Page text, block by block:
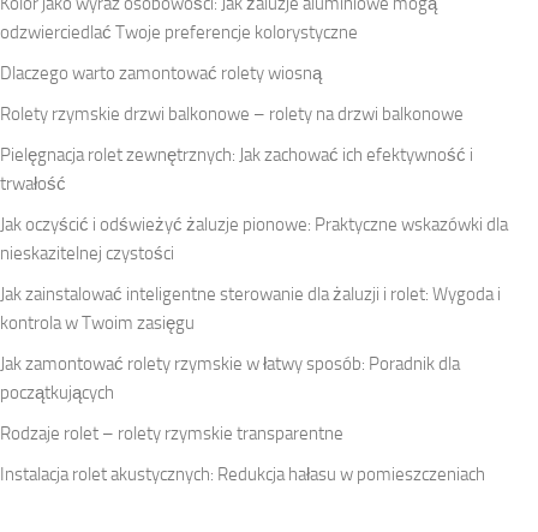
odzwierciedlać Twoje preferencje kolorystyczne
Dlaczego warto zamontować rolety wiosną
Rolety rzymskie drzwi balkonowe – rolety na drzwi balkonowe
Pielęgnacja rolet zewnętrznych: Jak zachować ich efektywność i
trwałość
Jak oczyścić i odświeżyć żaluzje pionowe: Praktyczne wskazówki dla
nieskazitelnej czystości
Jak zainstalować inteligentne sterowanie dla żaluzji i rolet: Wygoda i
kontrola w Twoim zasięgu
Jak zamontować rolety rzymskie w łatwy sposób: Poradnik dla
początkujących
Rodzaje rolet – rolety rzymskie transparentne
Instalacja rolet akustycznych: Redukcja hałasu w pomieszczeniach